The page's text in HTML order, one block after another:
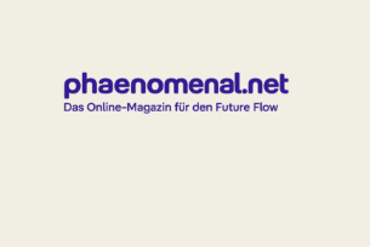
springen